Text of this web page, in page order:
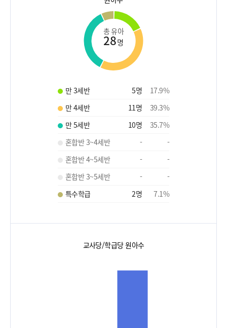
총 유아
28명
만 3세반 5명 17.9%
만 4세반
11명 39.3%
만 5세반
10명 35.7%
혼합반 3~4세반
-
-
혼합반 4~5세반
-
-
혼합반 3~5세반
-
-
특수학급
2명 7.1%
교사당/학급당 원아수